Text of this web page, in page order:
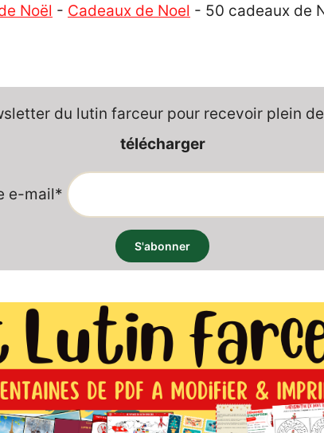
Noël - Cadeaux de Noel - 50 cadeaux de
du lutin farceur pour recevoir plein
télécharger
e-mail*